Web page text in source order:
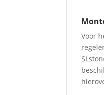
Voor